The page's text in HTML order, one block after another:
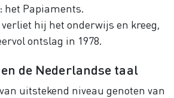
het Papiaments.
hij het onderwijs en kreeg,
ontslag in 1978.
de Nederlandse taal
uitstekend niveau genoten van